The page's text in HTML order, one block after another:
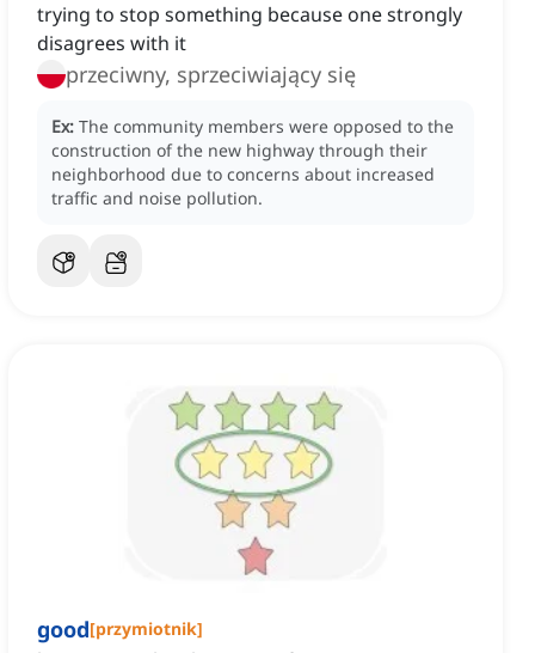
trying to stop something because one strongly
disagrees with it
przeciwny, sprzeciwiający się
Ex: The community members were opposed to the
construction of the new highway through their
neighborhood due to concerns about increased
traffic and noise pollution.
good[przymiotnik]